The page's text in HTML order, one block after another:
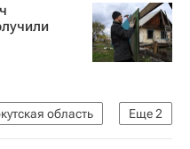
Еще2
область